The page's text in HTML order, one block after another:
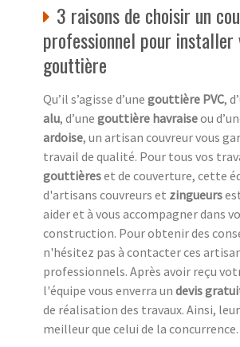
3 raisons de choisir un
professionnel pour installer
gouttière
Qu’il s’agisse d’une gouttière PVC,
alu, d’une gouttière havraiseou
ardoise, un artisan couvreur vous
travail de qualité. Pour tous vos
gouttièreset de couverture, cette
d'artisans couvreurs et zingueurs
aider et à vous accompagner dans
construction. Pour obtenir des
n'hésitez pas à contacter ces
professionnels. Après avoir reçu
l'équipe vous enverra un devis
de réalisation des travaux. Ainsi,
meilleur que celui de la concurrence.